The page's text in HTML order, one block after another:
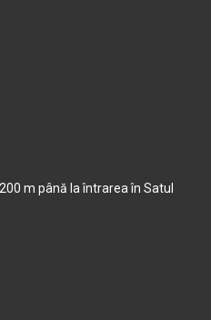
m până la întrarea în Satul